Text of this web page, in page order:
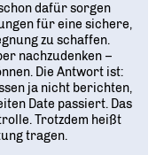
dafür sorgen
für eine sichere,
zu schaffen.
nachzudenken –
Die Antwort ist:
ja nicht berichten,
Date passiert. Das
Trotzdem heißt
tragen.